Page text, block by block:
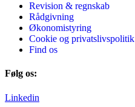
Revision & regnskab
Rådgivning
Økonomistyring
Cookie og privatslivspolitik
Find os
Følg os:
Linkedin